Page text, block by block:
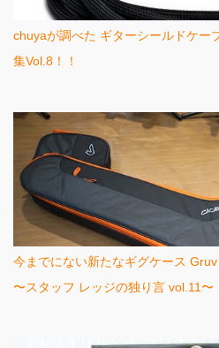
chuyaが調べた ギターシールドケー
集Vol.8！！
今までにない新たなギグケース
〜スタッフ レッジの独り言 vol.11〜